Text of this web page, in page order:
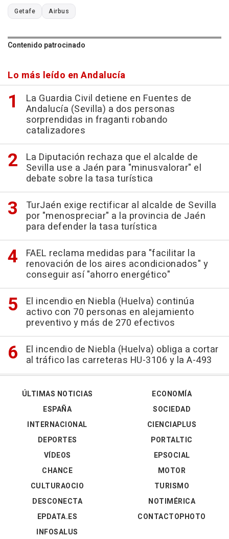
Getafe Airbus
Contenido patrocinado
Lo más leído en Andalucía
La Guardia Civil detiene en Fuentes de
Andalucía (Sevilla) a dos personas
sorprendidas in fraganti robando
catalizadores
La Diputación rechaza que el alcalde de
Sevilla use a Jaén para "minusvalorar" el
debate sobre la tasa turística
TurJaén exige rectificar al alcalde de Sevilla
por "menospreciar" a la provincia de Jaén
para defender la tasa turística
FAEL reclama medidas para "facilitar la
renovación de los aires acondicionados" y
conseguir así "ahorro energético"
El incendio en Niebla (Huelva) continúa
activo con 70 personas en alejamiento
preventivo y más de 270 efectivos
El incendio de Niebla (Huelva) obliga a cortar
al tráfico las carreteras HU-3106 y la A-493
ÚLTIMAS NOTICIAS
ESPAÑA
INTERNACIONAL
DEPORTES
VÍDEOS
ECONOMÍA
SOCIEDAD
CIENCIAPLUS
PORTALTIC
EPSOCIAL
CHANCE
CULTURAOCIO
DESCONECTA
EPDATA.ES
INFOSALUS
MOTOR
TURISMO
NOTIMÉRICA
CONTACTOPHOTO